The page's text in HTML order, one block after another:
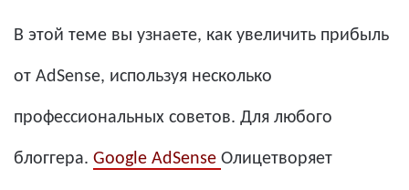
В этой теме вы узнаете, как увеличить прибыль
от AdSense, используя несколько
профессиональных советов. Для любого
блоггера. Google AdSense Олицетворяет